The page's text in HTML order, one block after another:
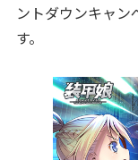
ントダウンキャン
す。